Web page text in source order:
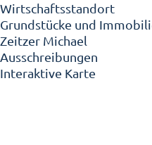
Wirtschaftsstandort
Grundstücke und
Zeitzer Michael
Ausschreibungen
Interaktive Karte